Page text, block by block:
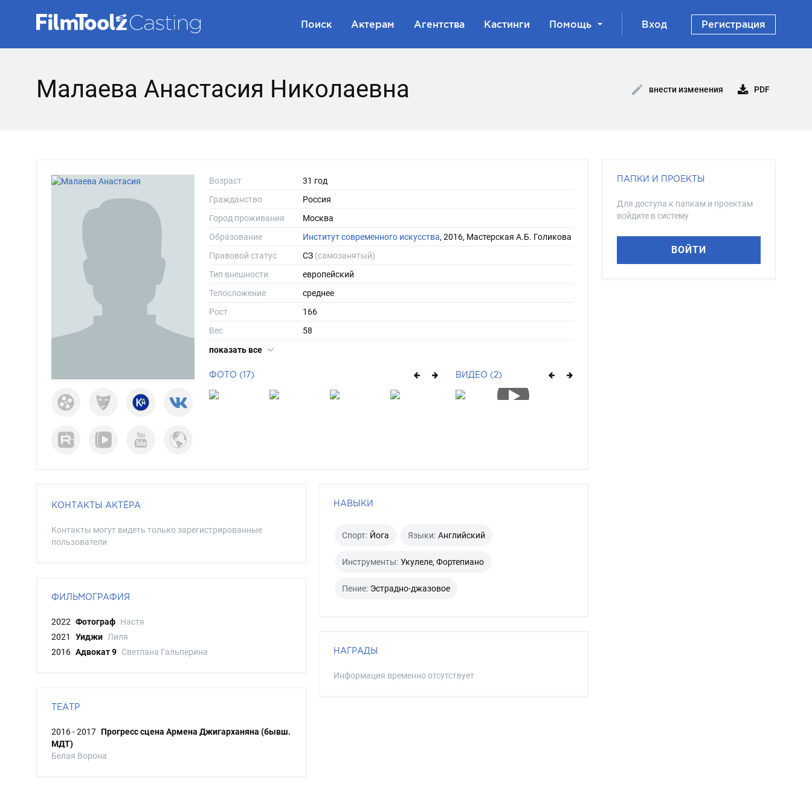
Поиск Актерам Агентства Кастинги Помощь Вход Регистрация
Малаева Анастасия Николаевна внести изменения PDF
Возраст
31 год
Гражданство
Россия
Город проживания
Москва
Образование
Институт современного искусства, 2016, Мастерская А.Б. Голикова
Правовой статус
СЗ (самозанятый)
Тип внешности
европейский
Телосложение
среднее
Рост
166
Вес
58
Размер одежды
показать все
ФОТО (17) ВИДЕО (2)
КОНТАКТЫ АКТЁРА
Контакты могут видеть только зарегистрированные
пользователи
ФИЛЬМОГРАФИЯ
2022 Фотограф Настя
2021
Уиджи Лиля
2016 Адвокат 9 Светлана Гальперина
ТЕАТР
2016 - 2017 Прогресс сцена Армена Джигарханяна (бывш.
МДТ)
Белая Ворона
НАВЫКИ
Спорт: Йога Языки: Английский
Инструменты: Укулеле, Фортепиано
Пение: Эстрадно-джазовое
НАГРАДЫ
Информация временно отсутствует
ПАПКИ И ПРОЕКТЫ
Для доступа к папкам и проектам
войдите в систему
ВОЙТИ